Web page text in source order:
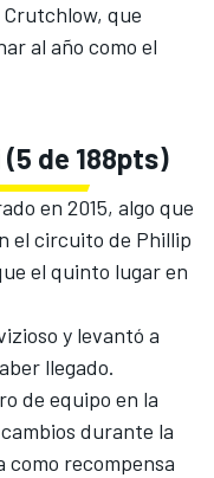
que
al año como el
de 188pts)
en 2015, algo que
el circuito de Phillip
el quinto lugar en
y levantó a
llegado.
de equipo en la
durante la
como recompensa